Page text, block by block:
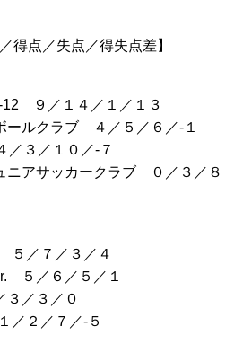
得点／失点／得失点差】
９／１４／１／１３
ルクラブ ４／５／６／-１
３／１０／-７
アサッカークラブ ０／３／８
／７／３／４
５／６／５／１
／３／０
２／７／-５